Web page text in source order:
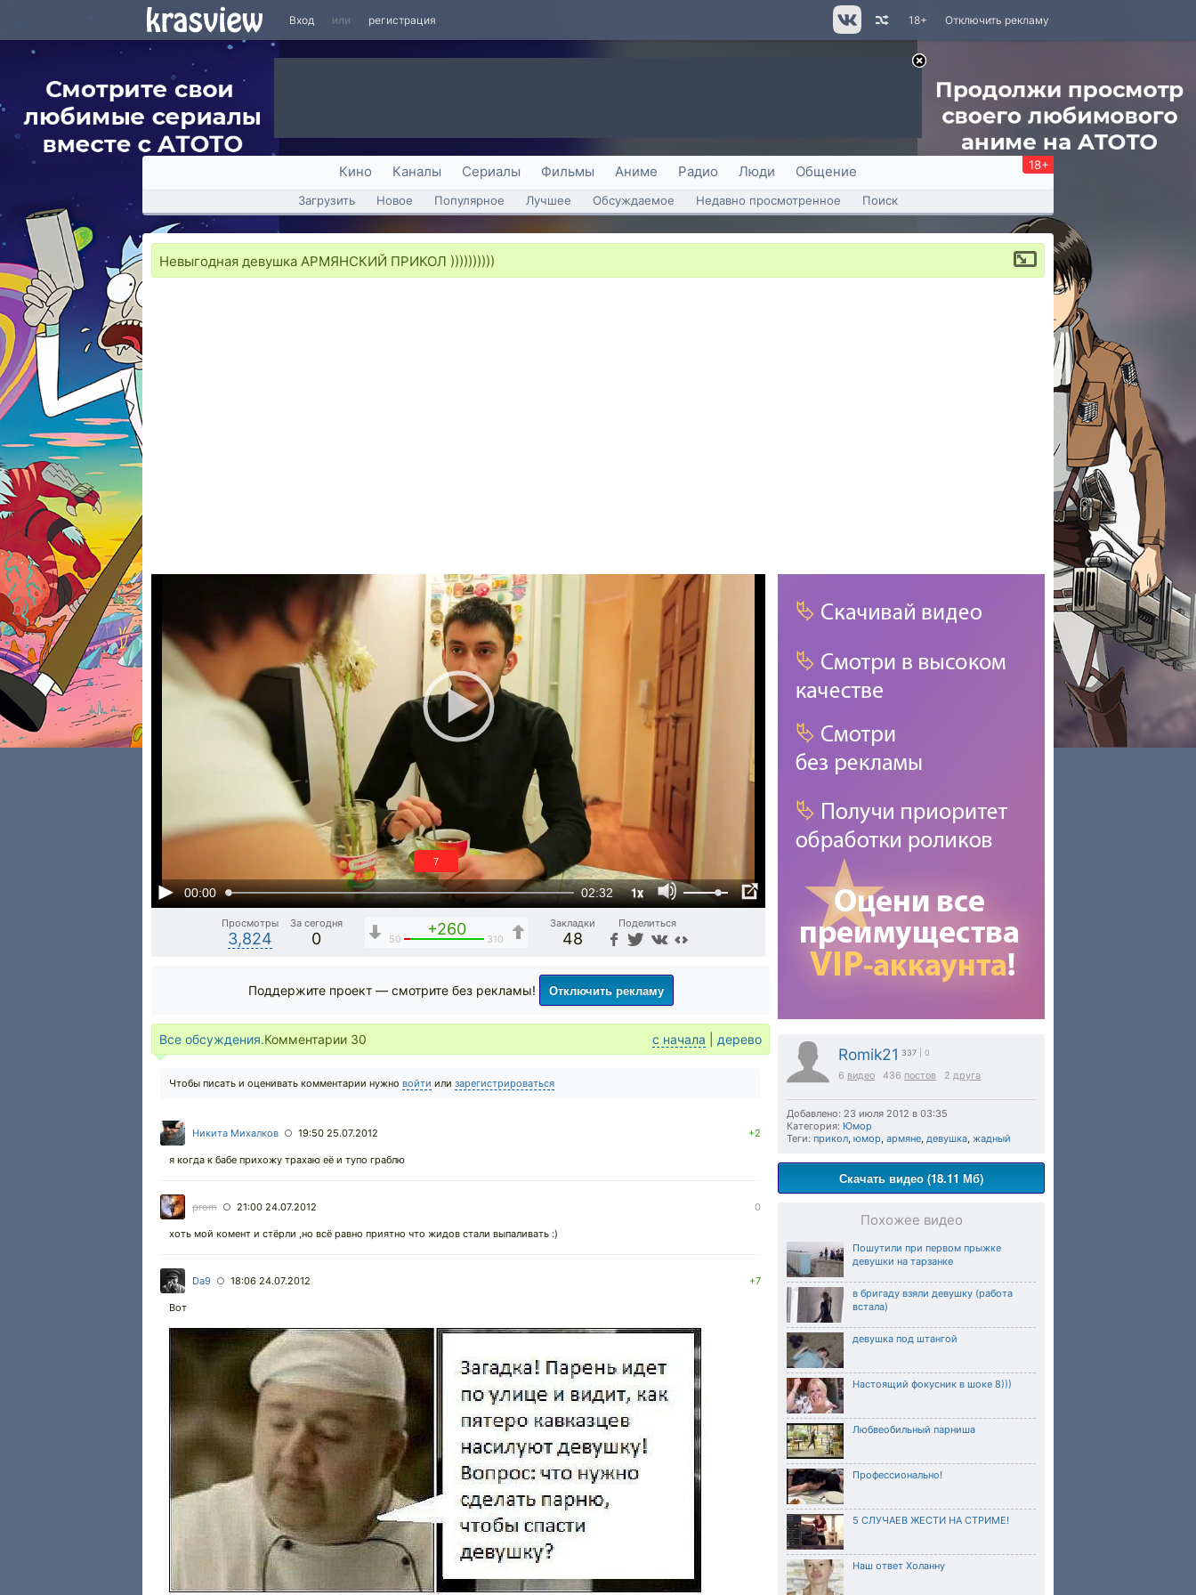
Вход или регистрация Отключить рекламу
18+
Кино Каналы Сериалы Фильмы Аниме Радио Люди Общение 18+
Загрузить Новое Популярное Лучшее Обсуждаемое Недавно просмотренное Поиск
Невыгодная девушка АРМЯНСКИЙ ПРИКОЛ ))))))))))
00:00 02:32 1x
6
Просмотры
3,824
За сегодня
0
+260
50 310
Закладки
48
Поделиться
Romik21 337 | 0
6 видео 436 постов 2 друга
Добавлено: 23 июля 2012 в 03:35
Категория: Юмор
Теги: прикол, юмор, армяне, девушка, жадный
Скачать видео (18.11 Мб)
Похожее видео
Пошутили при первом прыжке
девушки на тарзанке
в бригаду взяли девушку (работа
встала)
девушка под штангой
Настоящий фокусник в шоке 8)))
Любвеобильный парниша
Профессионально!⁠
5 СЛУЧАЕВ ЖЕСТИ НА СТРИМЕ!
Наш ответ Холанну⁠
Поддержите проект — смотрите без рекламы! Отключить рекламу
Все обсуждения.Комментарии 30 с начала дерево
Чтобы писать и оценивать комментарии нужно войти или зарегистрироваться
Никита Михалков ○ 19:50 25.07.2012 +2
я когда к бабе прихожу трахаю её и тупо граблю
prom ○ 21:00 24.07.2012 0
хоть мой комент и стёрли ,но всё равно приятно что жидов стали выпаливать :)
Da9 ○ 18:06 24.07.2012 +7
Вот